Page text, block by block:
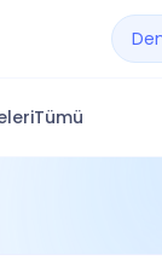
Tümü